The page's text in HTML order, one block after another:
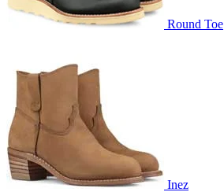
Round Toe
Inez